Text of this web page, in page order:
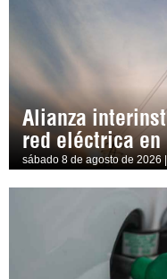
Alianza
red eléctrica
sábado 8 de agosto de 2026